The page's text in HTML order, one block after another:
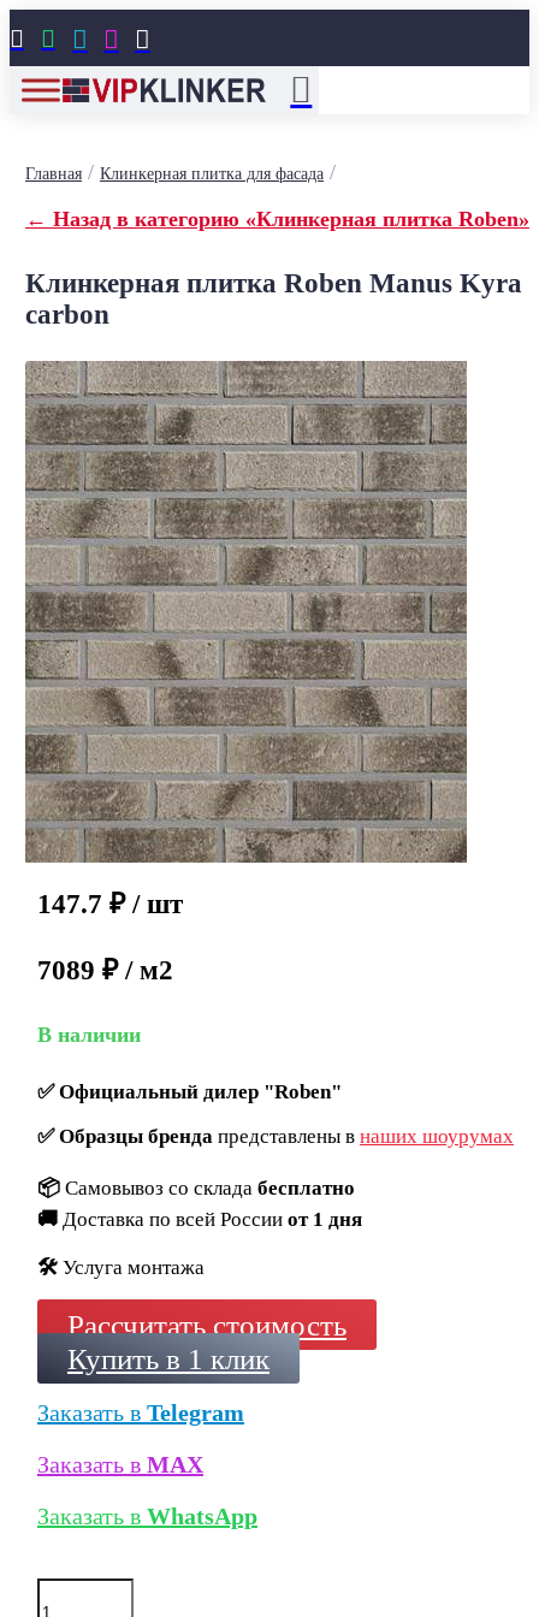
    
Главная/ Клинкерная плитка для фасада/
← Назад в категорию «Клинкерная плитка Roben»
Клинкерная плитка Roben Manus Kyra
carbon
147.7 ₽ / шт
7089 ₽ / м2
В наличии
✅Официальный дилер "Roben"
✅Образцы брендапредставлены в наших шоурумах
📦 Самовывоз со склада бесплатно
🚚 Доставка по всей России от 1 дня
🛠️ Услуга монтажа
Рассчитать стоимость
Купить в 1 клик
Заказать в Telegram
Заказать в MAX
Заказать в WhatsApp
Количество
товара